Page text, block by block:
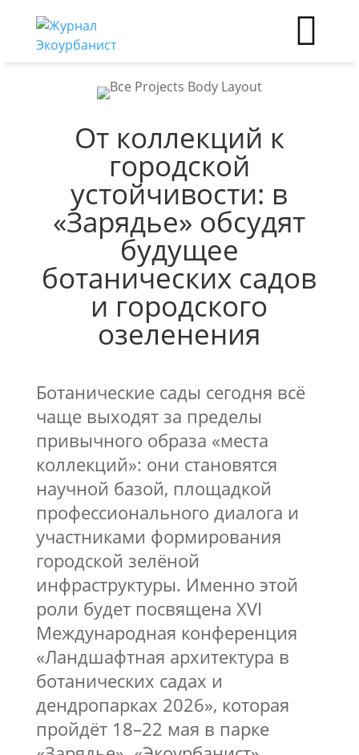
От коллекций к
городской
устойчивости: в
«Зарядье» обсудят
будущее
ботанических садов
и городского
озеленения
Ботанические сады сегодня всё
чаще выходят за пределы
привычного образа «места
коллекций»: они становятся
научной базой, площадкой
профессионального диалога и
участниками формирования
городской зелёной
инфраструктуры. Именно этой
роли будет посвящена XVI
Международная конференция
«Ландшафтная архитектура в
ботанических садах и
дендропарках 2026», которая
пройдёт 18–22 мая в парке